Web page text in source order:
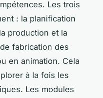
Les trois
: la planification
production et la
fabrication des
en animation. Cela
à la fois les
Les modules